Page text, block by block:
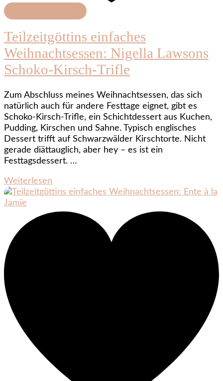
Teilzeitgöttins einfaches
Weihnachtsessen: Nigella Lawsons
Schoko-Kirsch-Trifle
Zum Abschluss meines Weihnachtsessen, das sich
natürlich auch für andere Festtage eignet, gibt es
Schoko-Kirsch-Trifle, ein Schichtdessert aus Kuchen,
Pudding, Kirschen und Sahne. Typisch englisches
Dessert trifft auf Schwarzwälder Kirschtorte. Nicht
gerade diättauglich, aber hey – es ist ein
Festtagsdessert. …
Weiterlesen